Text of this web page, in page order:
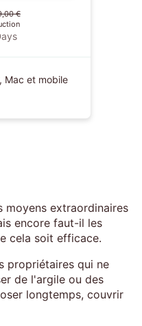
€
Mac et mobile
moyens extraordinaires
encore faut-il les
cela soit efficace.
propriétaires qui ne
de l'argile ou des
longtemps, couvrir